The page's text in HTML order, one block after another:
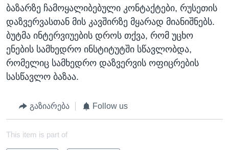
ბაზარზე ჩამოყალიბებული კონტაქტები, რუსეთის
დაზვერვასთან მის კავშირზე მყარად მიანიშნებს.
ბუტმა ინტერვიუების დროს თქვა, რომ უცხო
ენების სამხედრო ინსტიტუტში სწავლობდა,
რომელიც სამხედრო დაზვერვის ოფიცრების
სასწავლო ბაზაა.
გაზიარება Follow us
This item is part of